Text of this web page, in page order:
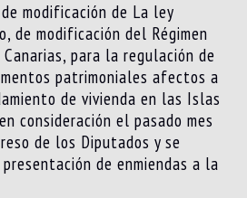
modificación de La ley
de modificación del Régimen
para la regulación de
patrimoniales afectos a
de vivienda en las Islas
consideración el pasado mes
de los Diputados y se
de enmiendas a la